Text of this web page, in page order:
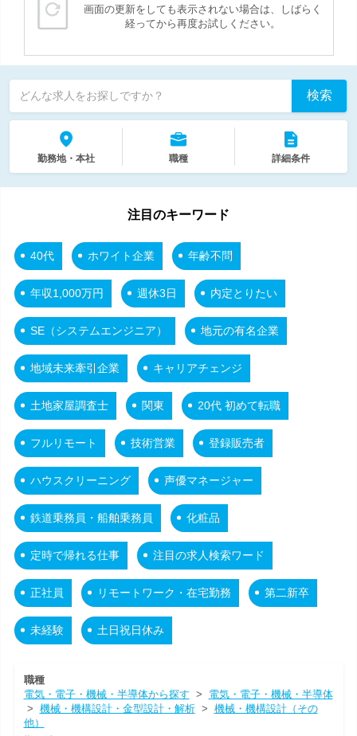
画面の更新をしても表示されない場合は、しばらく
経ってから再度お試しください。
どんな求人をお探しですか？ 検索
勤務地・本社 職種 詳細条件
注目のキーワード
40代 ホワイト企業 年齢不問
年収1,000万円 週休3日 内定とりたい
SE（システムエンジニア） 地元の有名企業
地域未来牽引企業 キャリアチェンジ
土地家屋調査士 関東 20代 初めて転職
フルリモート 技術営業 登録販売者
ハウスクリーニング 声優マネージャー
鉄道乗務員・船舶乗務員 化粧品
定時で帰れる仕事 注目の求人検索ワード
正社員 リモートワーク・在宅勤務 第二新卒
未経験 土日祝日休み
職種
電気・電子・機械・半導体から探す > 電気・電子・機械・半導体
> 機械・機構設計・金型設計・解析> 機械・機構設計（その
他）